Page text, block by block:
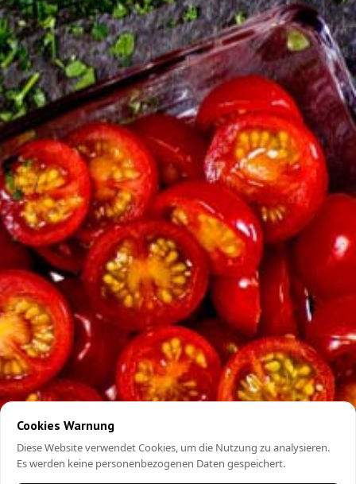
Cookies Warnung
Diese Website verwendet Cookies, um die Nutzung zu analysieren.
Es werden keine personenbezogenen Daten gespeichert.